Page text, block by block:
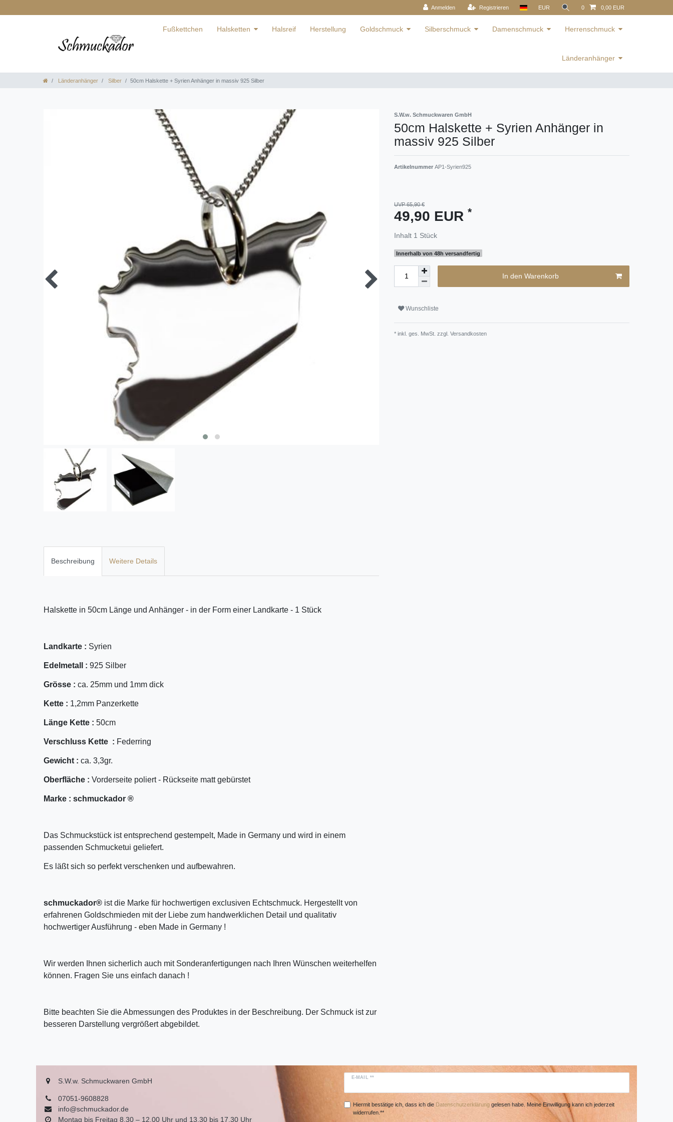
Anmelden Registrieren EUR 0 0,00 EUR
Fußkettchen Halsketten Halsreif Herstellung Goldschmuck Silberschmuck Damenschmuck Herrenschmuck
Länderanhänger
Länderanhänger Silber 50cm Halskette + Syrien Anhänger in massiv 925 Silber
S.W.w. Schmuckwaren GmbH
50cm Halskette + Syrien Anhänger in
massiv 925 Silber
Artikelnummer AP1-Syrien925
UVP 65,90 €
49,90 EUR *
Inhalt 1 Stück
Innerhalb von 48h versandfertig
In den Warenkorb
Wunschliste
* inkl. ges. MwSt. zzgl. Versandkosten
Beschreibung Weitere Details
Halskette in 50cm Länge und Anhänger - in der Form einer Landkarte - 1 Stück
Landkarte : Syrien
Edelmetall : 925 Silber
Grösse : ca. 25mm und 1mm dick
Kette : 1,2mm Panzerkette
Länge Kette : 50cm
Verschluss Kette : Federring
Gewicht : ca. 3,3gr.
Oberfläche : Vorderseite poliert - Rückseite matt gebürstet
Marke : schmuckador ®
Das Schmuckstück ist entsprechend gestempelt, Made in Germany und wird in einem
passenden Schmucketui geliefert.
Es läßt sich so perfekt verschenken und aufbewahren.
schmuckador® ist die Marke für hochwertigen exclusiven Echtschmuck. Hergestellt von
erfahrenen Goldschmieden mit der Liebe zum handwerklichen Detail und qualitativ
hochwertiger Ausführung - eben Made in Germany !
Wir werden Ihnen sicherlich auch mit Sonderanfertigungen nach Ihren Wünschen weiterhelfen
können. Fragen Sie uns einfach danach !
Bitte beachten Sie die Abmessungen des Produktes in der Beschreibung. Der Schmuck ist zur
besseren Darstellung vergrößert abgebildet.
S.W.w. Schmuckwaren GmbH
07051-9608828
info@schmuckador.de
Montag bis Freitag 8.30 – 12.00 Uhr und 13.30 bis 17.30 Uhr
E-MAIL **
Hiermit bestätige ich, dass ich die Daten­schutz­erklärunggelesen habe. Meine Einwilligung kann ich jederzeit
widerrufen.**